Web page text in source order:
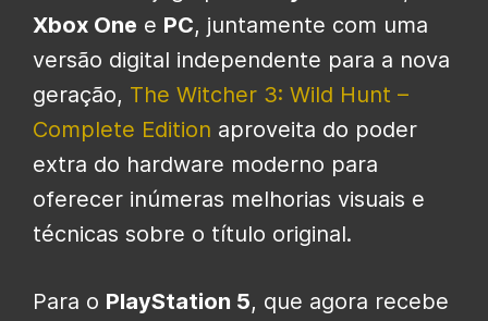
Xbox One e PC, juntamente com uma
versão digital independente para a nova
geração, The Witcher 3: Wild Hunt –
Complete Edition aproveita do poder
extra do hardware moderno para
oferecer inúmeras melhorias visuais e
técnicas sobre o título original.
Para o PlayStation 5, que agora recebe